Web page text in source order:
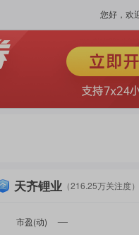
您好，欢
天齐锂业 （216.25万关注度）
市盈(动) -